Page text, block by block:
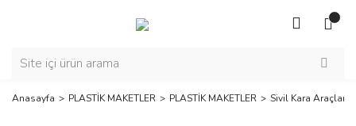
Anasayfa PLASTİK MAKETLER PLASTİK MAKETLER Sivil Kara Araçları